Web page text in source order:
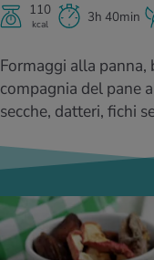
e intolleranze
nutritive
Calcolatore BMI
invernali
Calcola il
Corsa & Jogging
Lavoro e salute
Rilassamento
delle donne
fisici
mediche
Abbassare la
D’ATTUALITÀ NELL’AMBITO
Tool, test e quiz
110
kcal 3h 40min
Formaggi alla panna,
compagnia del pane
secche, datteri, fichi